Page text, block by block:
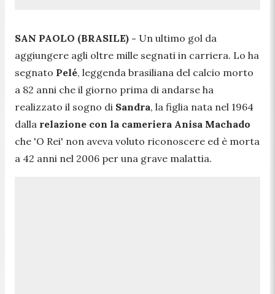
SAN PAOLO (BRASILE) - Un ultimo gol da
aggiungere agli oltre mille segnati in carriera. Lo ha
segnato Pelé, leggenda brasiliana del calcio morto
a 82 anni che il giorno prima di andarse ha
realizzato il sogno di Sandra, la figlia nata nel 1964
dalla relazione con la cameriera Anisa Machado
che 'O Rei' non aveva voluto riconoscere ed è morta
a 42 anni nel 2006 per una grave malattia.